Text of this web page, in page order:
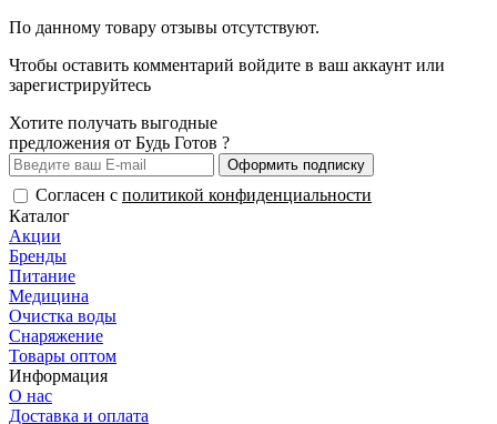
По данному товару отзывы отсутствуют.
Чтобы оставить комментарий войдите в ваш аккаунт или
зарегистрируйтесь
Хотите получать выгодные
предложения от Будь Готов ?
Оформить подписку
Согласен с политикой конфиденциальности
Каталог
Акции
Бренды
Питание
Медицина
Очистка воды
Снаряжение
Товары оптом
Информация
О нас
Доставка и оплата